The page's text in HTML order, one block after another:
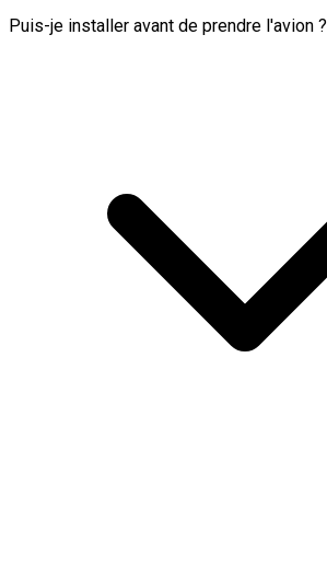
Puis-je installer avant de prendre l'avion ?